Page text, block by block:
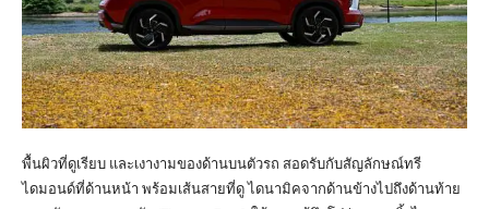
พื้นผิวที่ดูเรียบ และเงางามของด้านบนตัวรถ สอดรับกับสัญลักษณ์ทรี
ไดมอนด์ที่ด้านหน้า พร้อมเส้นสายที่ดู ไดนามิคจากด้านข้างไปถึงด้านท้าย